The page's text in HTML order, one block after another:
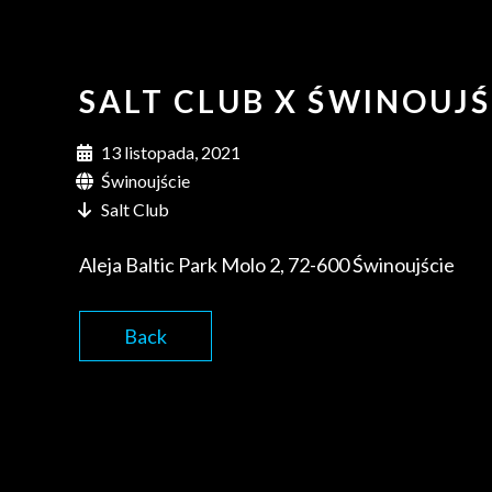
SALT CLUB X
13 listopada, 2021
Świnoujście
Salt Club
Aleja Baltic Park Molo 2, 72-600 Świnoujście
Back